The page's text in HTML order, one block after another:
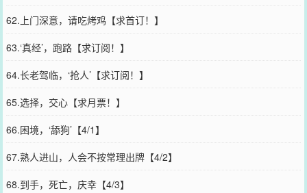
62.上门深意，请吃烤鸡【求首订！】
63.‘真经’，跑路【求订阅！】
64.长老驾临，‘抢人’【求订阅！】
65.选择，交心【求月票！】
66.困境，‘舔狗’【4/1】
67.熟人进山，人会不按常理出牌【4/2】
68.到手，死亡，庆幸【4/3】